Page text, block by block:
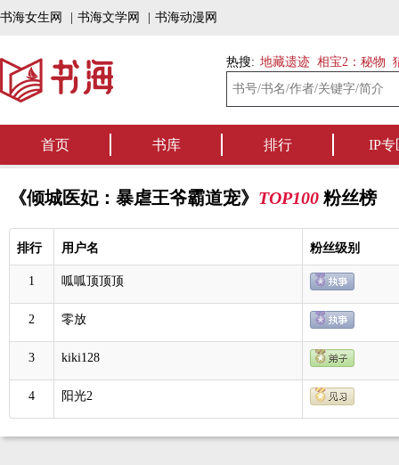
书海女生网 书海文学网 书海动漫网
热搜: 地藏遗迹 相宝2：秘物
首页 书库 排行 IP专
《倾城医妃：暴虐王爷霸道宠》 TOP100 粉丝榜
排行 用户名 粉丝级别
1 呱呱顶顶顶
2 零放
3 kiki128
4 阳光2